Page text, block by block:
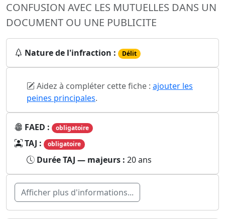
CONFUSION AVEC LES MUTUELLES DANS UN
DOCUMENT OU UNE PUBLICITE
Nature de l'infraction : Délit
Aidez à compléter cette fiche : ajouter les
peines principales.
FAED : obligatoire
TAJ : obligatoire
Durée TAJ — majeurs : 20 ans
Afficher plus d'informations...